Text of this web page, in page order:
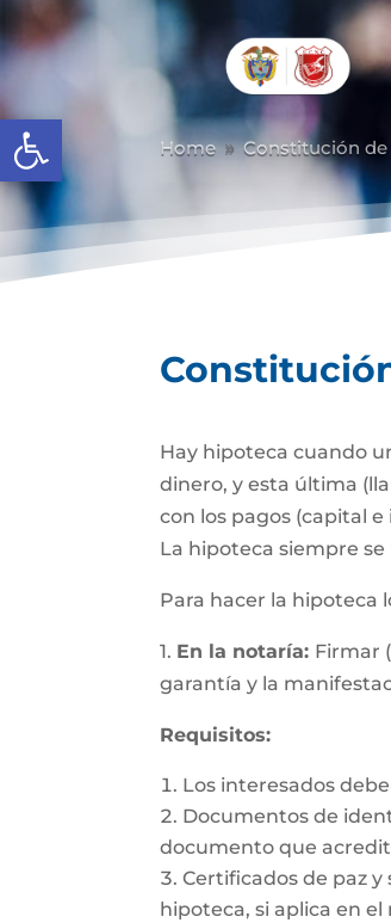
Abrir barra de herramientas
Home 9 Constitución
Hay hipoteca cuando
dinero, y esta última
con los pagos (capital
La hipoteca siempre
Para hacer la hipoteca
1. En la notaría: Firmar
garantía y la
Requisitos:
Los interesados
Documentos de
documento que
Certificados de paz
hipoteca, si aplica en el